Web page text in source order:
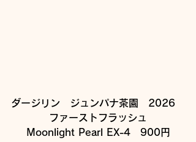
ダージリン　ジュンパナ茶園　2026
ファーストフラッシュ
Moonlight Pearl EX-4　900円